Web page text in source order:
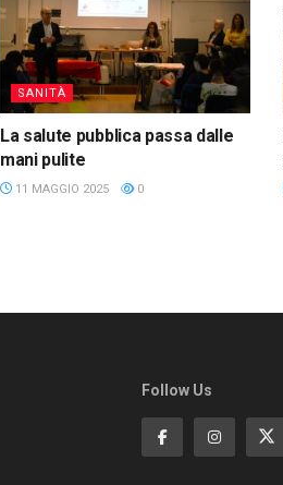
SANITÀ
La salute pubblica passa dalle
mani pulite
11 MAGGIO 2025 0
Follow Us